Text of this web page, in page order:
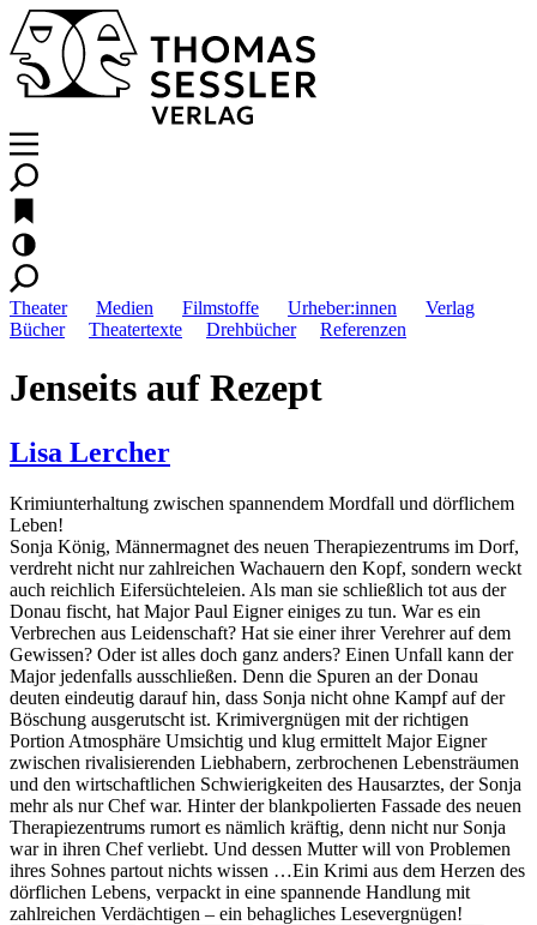
Theater Medien Filmstoffe Urheber:innen
Verlag
Bücher
Theatertexte Drehbücher Referenzen
Jenseits auf Rezept
Lisa Lercher
Krimiunterhaltung zwischen spannendem Mordfall und dörflichem
Leben!
Sonja König, Männermagnet des neuen Therapiezentrums im Dorf,
verdreht nicht nur zahlreichen Wachauern den Kopf, sondern weckt
auch reichlich Eifersüchteleien. Als man sie schließlich tot aus der
Donau fischt, hat Major Paul Eigner einiges zu tun. War es ein
Verbrechen aus Leidenschaft? Hat sie einer ihrer Verehrer auf dem
Gewissen? Oder ist alles doch ganz anders? Einen Unfall kann der
Major jedenfalls ausschließen. Denn die Spuren an der Donau
deuten eindeutig darauf hin, dass Sonja nicht ohne Kampf auf der
Böschung ausgerutscht ist. Krimivergnügen mit der richtigen
Portion Atmosphäre Umsichtig und klug ermittelt Major Eigner
zwischen rivalisierenden Liebhabern, zerbrochenen Lebensträumen
und den wirtschaftlichen Schwierigkeiten des Hausarztes, der Sonja
mehr als nur Chef war. Hinter der blankpolierten Fassade des neuen
Therapiezentrums rumort es nämlich kräftig, denn nicht nur Sonja
war in ihren Chef verliebt. Und dessen Mutter will von Problemen
ihres Sohnes partout nichts wissen …Ein Krimi aus dem Herzen des
dörflichen Lebens, verpackt in eine spannende Handlung mit
zahlreichen Verdächtigen – ein behagliches Lesevergnügen!